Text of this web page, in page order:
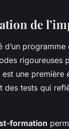
de
d’un programme
rigoureuses
est une première
des tests qui
formation